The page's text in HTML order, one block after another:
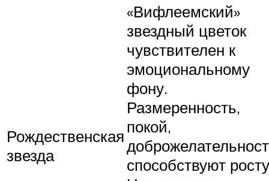
Рождественская
звезда
«Вифлеемский»
звездный цветок
чувствителен к
эмоциональному
фону.
Размеренность,
покой,
способствуют